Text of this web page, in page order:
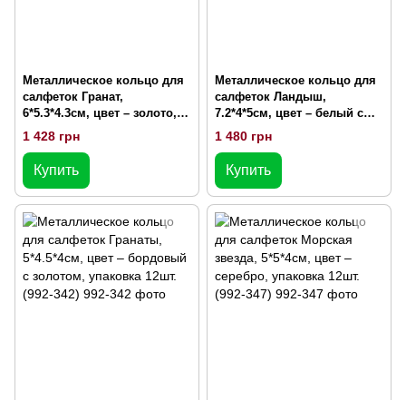
Металлическое кольцо для
салфеток Гранат,
6*5.3*4.3см, цвет – золото,
упаковка 12шт. (992-340)
1 428 грн
Купить
Металлическое кольцо для
салфеток Ландыш,
7.2*4*5см, цвет – белый с
золотом, упаковка 12шт.
(992-341)
1 480 грн
Купить